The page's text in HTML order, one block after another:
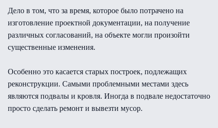
Дело в том, что за время, которое было потрачено на
изготовление проектной документации, на получение
различных согласований, на объекте могли произойти
существенные изменения.
Особенно это касается старых построек, подлежащих
реконструкции. Самыми проблемными местами здесь
являются подвалы и кровля. Иногда в подвале недостаточно
просто сделать ремонт и вывезти мусор.